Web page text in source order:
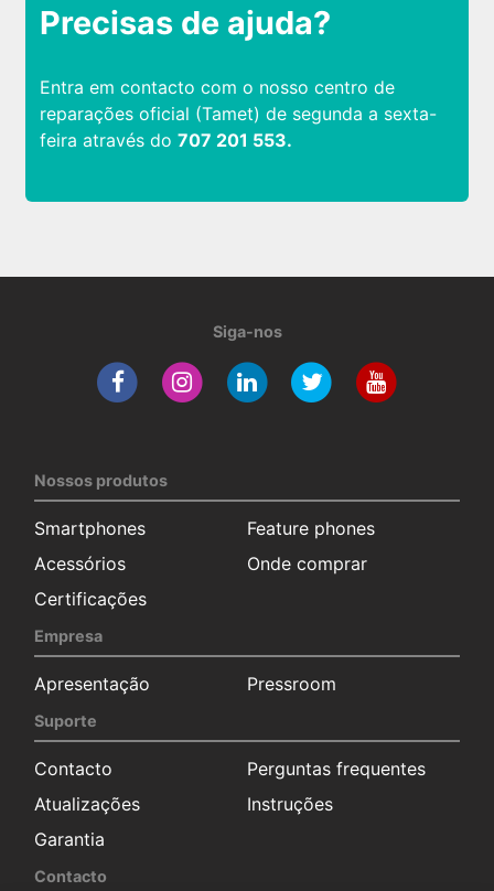
Precisas de ajuda?
Entra em contacto com o nosso centro de
reparações oficial (Tamet) de segunda a sexta-
feira através do 707 201 553.
Siga-nos
Nossos produtos
Smartphones
Feature phones
Acessórios
Onde comprar
Certificações
Empresa
Apresentação Pressroom
Suporte
Contacto
Perguntas frequentes
Atualizações
Instruções
Garantia
Contacto